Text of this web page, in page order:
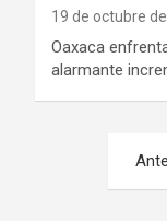
19 de octubre
Oaxaca
alarmante